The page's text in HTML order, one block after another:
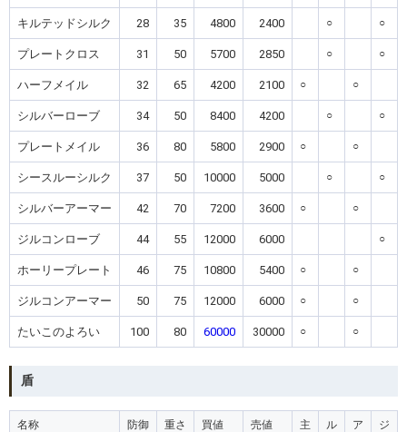
キルテッドシルク 28 35 4800 2400 ○ ○
プレートクロス 31 50 5700 2850 ○ ○
ハーフメイル 32 65 4200 2100 ○ ○
シルバーローブ 34 50 8400 4200 ○ ○
プレートメイル 36 80 5800 2900 ○ ○
シースルーシルク 37 50 10000 5000 ○ ○
シルバーアーマー 42 70 7200 3600 ○ ○
ジルコンローブ 44 55 12000 6000 ○
ホーリープレート 46 75 10800 5400 ○ ○
ジルコンアーマー 50 75 12000 6000 ○ ○
たいこのよろい 100 80 60000 30000 ○ ○
盾
名称 防御 重さ 買値 売値 主 ル ア ジ